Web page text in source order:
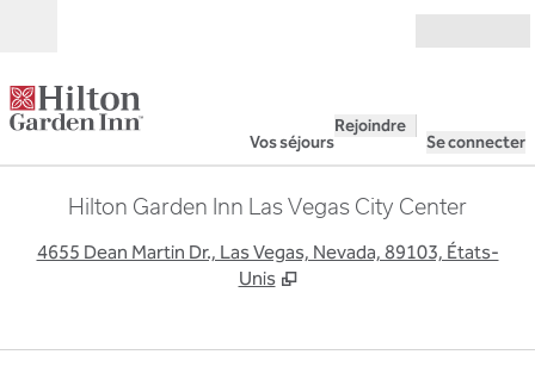
Vos séjours
Rejoindre
Se connecter
Hilton Garden Inn Las Vegas City Center
4655 Dean Martin Dr., Las Vegas, Nevada, 89103, États-
Unis